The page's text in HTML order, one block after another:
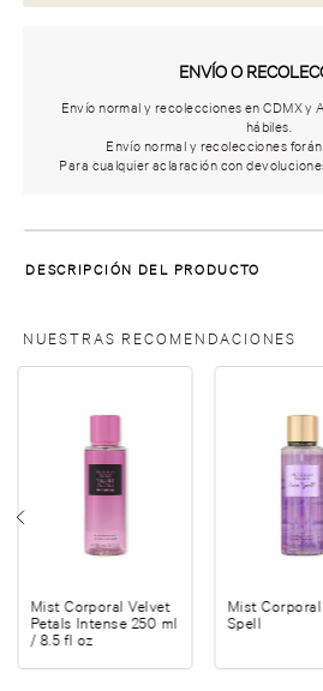
ENVÍO O
Envío normal y recolecciones en CDMX y
hábiles.
Envío normal y recolecciones
Para cualquier aclaración con
DESCRIPCIÓN DEL PRODUCTO
NUESTRAS RECOMENDACIONES
Mist Corporal Velvet
Petals Intense 250 ml
/ 8.5 fl oz
Mist
Spell